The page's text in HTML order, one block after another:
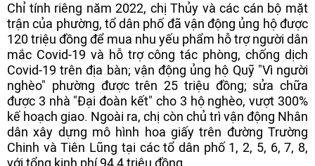
Chỉ tính riêng năm 2022, chị Thủy và các cán bộ mặt
trận của phường, tổ dân phố đã vận động ủng hộ được
120 triệu đồng để mua nhu yếu phẩm hỗ trợ người dân
mắc Covid-19 và hỗ trợ công tác phòng, chống dịch
Covid-19 trên địa bàn; vận động ủng hộ Quỹ "Vì người
nghèo" phường được trên 25 triệu đồng; sửa chữa
được 3 nhà "Đại đoàn kết" cho 3 hộ nghèo, vượt 300%
kế hoạch giao. Ngoài ra, chị còn chủ trì vận động Nhân
dân xây dựng mô hình hoa giấy trên đường Trường
Chinh và Tiên Lũng tại các tổ dân phố 1, 2, 5, 6, 7, 8,
với tổng kinh phí 94,4 triệu đồng...